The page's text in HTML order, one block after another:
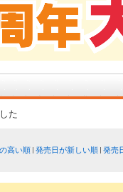
た
高い順 発売日が新しい順 発売